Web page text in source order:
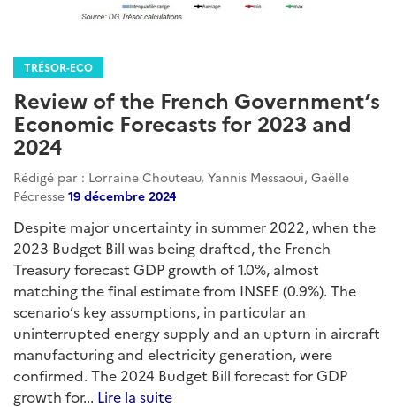
TRÉSOR-ECO
Review of the French Government’s
Economic Forecasts for 2023 and
2024
Rédigé par : Lorraine Chouteau, Yannis Messaoui, Gaëlle
Pécresse 19 décembre 2024
Despite major uncertainty in summer 2022, when the
2023 Budget Bill was being drafted, the French
Treasury forecast GDP growth of 1.0%, almost
matching the final estimate from INSEE (0.9%). The
scenario’s key assumptions, in particular an
uninterrupted energy supply and an upturn in aircraft
manufacturing and electricity generation, were
confirmed. The 2024 Budget Bill forecast for GDP
growth for... Lire la suite